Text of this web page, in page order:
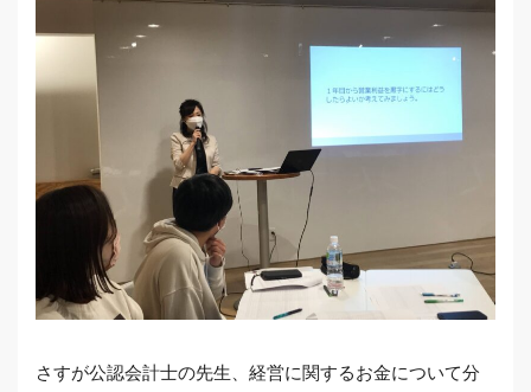
さすが公認会計士の先生、経営に関するお金について分